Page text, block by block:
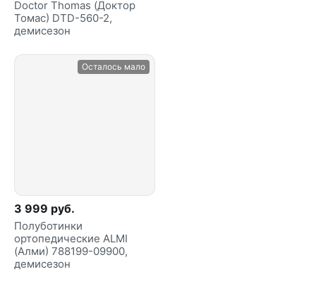
Doctor Thomas (Доктор
Томас) DTD-560-2,
демисезон
Осталось мало
3 999 руб.
Полуботинки
ортопедические ALMI
(Алми) 788199-09900,
демисезон